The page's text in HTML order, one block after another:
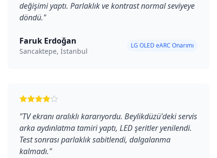
değişimi yaptı. Parlaklık ve kontrast normal seviyeye
döndü."
Faruk Erdoğan
Sancaktepe, İstanbul
LG OLED eARC Onarımı
"TV ekranı aralıklı kararıyordu. Beylikdüzü'deki servis
arka aydınlatma tamiri yaptı, LED şeritler yenilendi.
Test sonrası parlaklık sabitlendi, dalgalanma
kalmadı."